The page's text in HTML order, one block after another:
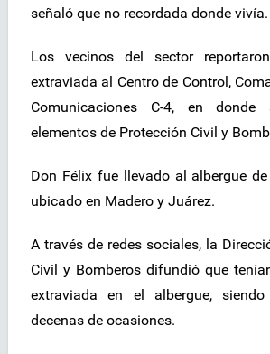
señaló que no recordada donde vivía.
Los vecinos del sector
extraviada al Centro de Control,
Comunicaciones C-4, en
elementos de Protección Civil y
Don Félix fue llevado al albergue
ubicado en Madero y Juárez.
A través de redes sociales, la
Civil y Bomberos difundió que
extraviada en el albergue,
decenas de ocasiones.